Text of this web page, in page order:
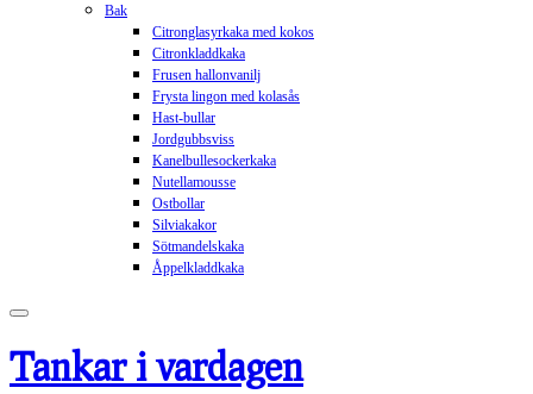
Bak
Citronglasyrkaka med kokos
Citronkladdkaka
Frusen hallonvanilj
Frysta lingon med kolasås
Hast-bullar
Jordgubbsviss
Kanelbullesockerkaka
Nutellamousse
Ostbollar
Silviakakor
Sötmandelskaka
Åppelkladdkaka
Tankar i vardagen